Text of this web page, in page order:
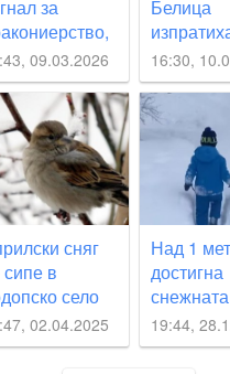
за
е бивш
на
в
09.03.2026
Белица
АТВ
16:30,
сняг
сипе в
село
02.04.2025
Над 1
достигна
снежната
покривка
19:44,